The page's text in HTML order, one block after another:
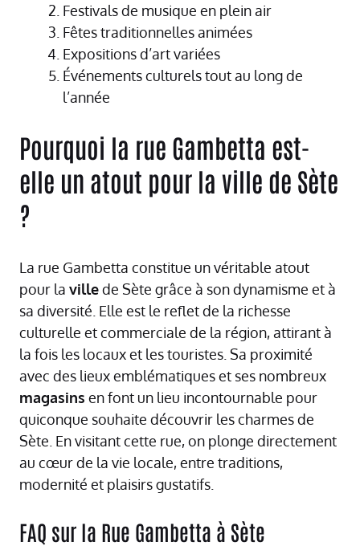
Festivals de musique en plein air
Fêtes traditionnelles animées
Expositions d’art variées
Événements culturels tout au long de
l’année
Pourquoi la rue Gambetta est-
elle un atout pour la ville de Sète
?
La rue Gambetta constitue un véritable atout
pour la villede Sète grâce à son dynamisme et à
sa diversité. Elle est le reflet de la richesse
culturelle et commerciale de la région, attirant à
la fois les locaux et les touristes. Sa proximité
avec des lieux emblématiques et ses nombreux
magasins en font un lieu incontournable pour
quiconque souhaite découvrir les charmes de
Sète. En visitant cette rue, on plonge directement
au cœur de la vie locale, entre traditions,
modernité et plaisirs gustatifs.
FAQ sur la Rue Gambetta à Sète